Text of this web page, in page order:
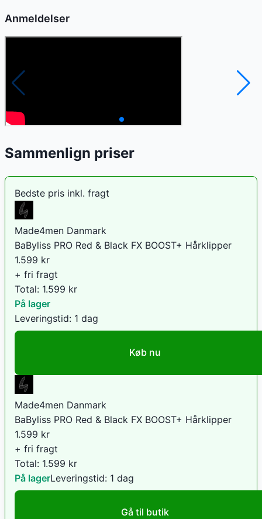
Anmeldelser
Sammenlign priser
Bedste pris inkl. fragt
Made4men Danmark
BaByliss PRO Red & Black FX BOOST+ Hårklipper
1.599 kr
+ fri fragt
Total: 1.599 kr
På lager
Leveringstid: 1 dag
Køb nu
Made4men Danmark
BaByliss PRO Red & Black FX BOOST+ Hårklipper
1.599 kr
+ fri fragt
Total: 1.599 kr
På lagerLeveringstid: 1 dag
Gå til butik